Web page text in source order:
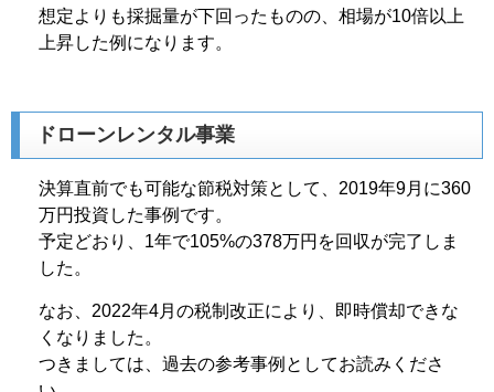
想定よりも採掘量が下回ったものの、相場が10倍以上
上昇した例になります。
ドローンレンタル事業
決算直前でも可能な節税対策として、2019年9月に360
万円投資した事例です。
予定どおり、1年で105%の378万円を回収が完了しま
した。
なお、2022年4月の税制改正により、即時償却できな
くなりました。
つきましては、過去の参考事例としてお読みくださ